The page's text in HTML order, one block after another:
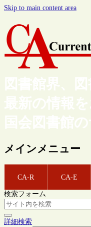
Skip to main content area
図書館界、
最新の情報
国会図書館
メインメニュー
CA-R CA-E
検索フォーム
詳細検索